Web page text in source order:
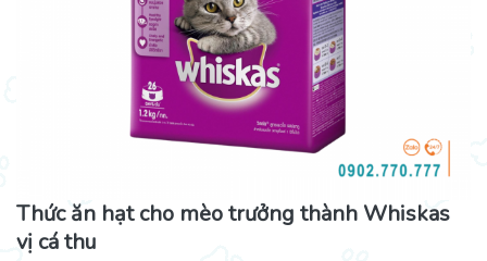
Thức ăn hạt cho mèo trưởng thành Whiskas
vị cá thu